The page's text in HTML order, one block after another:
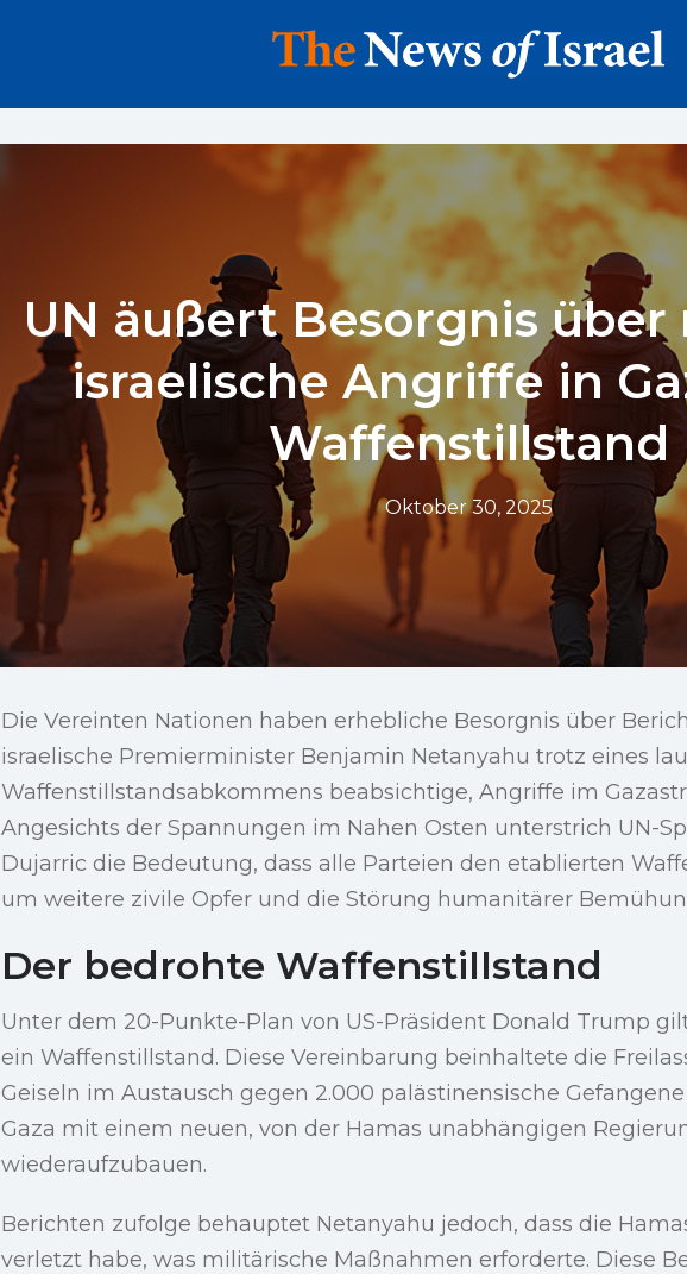
UN äußert Besorgnis
israelische Angriffe in
Waffenstillstand
Oktober 30, 2025
Die Vereinten Nationen haben erhebliche Besorgnis über
israelische Premierminister Benjamin Netanyahu trotz eines
Waffenstillstandsabkommens beabsichtige, Angriffe im
Angesichts der Spannungen im Nahen Osten unterstrich UN-
Dujarric die Bedeutung, dass alle Parteien den etablierten
um weitere zivile Opfer und die Störung humanitärer
Der bedrohte Waffenstillstand
Unter dem 20-Punkte-Plan von US-Präsident Donald Trump
ein Waffenstillstand. Diese Vereinbarung beinhaltete die
Geiseln im Austausch gegen 2.000 palästinensische
Gaza mit einem neuen, von der Hamas unabhängigen
wiederaufzubauen.
Berichten zufolge behauptet Netanyahu jedoch, dass die
verletzt habe, was militärische Maßnahmen erforderte. Diese